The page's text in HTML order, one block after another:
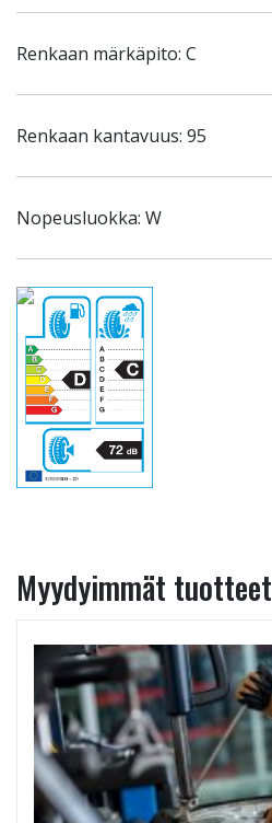
Renkaan märkäpito: C
Renkaan kantavuus: 95
Nopeusluokka: W
Myydyimmät tuotteet